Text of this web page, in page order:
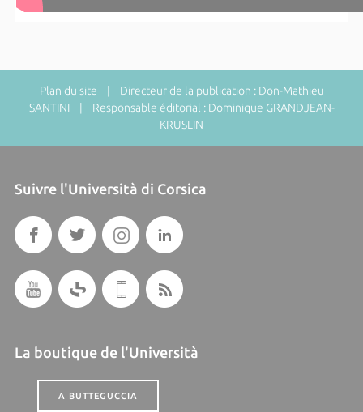
Plan du site | Directeur de la publication : Don-Mathieu
SANTINI | Responsable éditorial : Dominique GRANDJEAN-
KRUSLIN
Suivre l'Università di Corsica
La boutique de l'Università
A BUTTEGUCCIA